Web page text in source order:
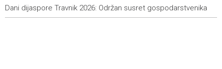
Dani dijaspore Travnik 2026: Održan susret gospodarstvenika